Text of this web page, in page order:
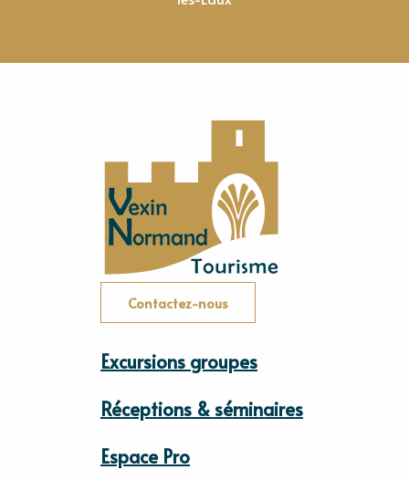
Contactez-nous
Excursions groupes
Réceptions & séminaires
Espace Pro